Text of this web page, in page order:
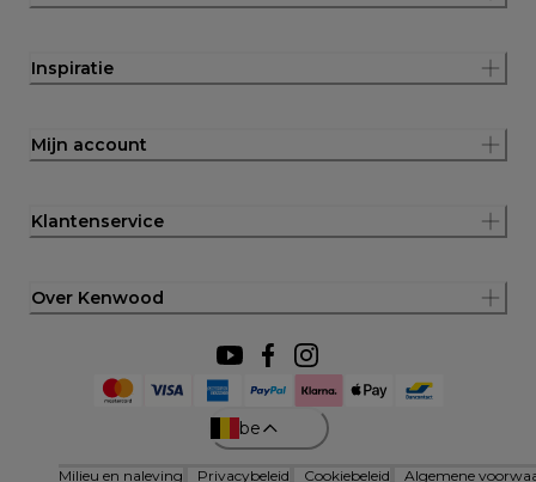
Inspiratie
Mijn account
Klantenservice
Over Kenwood
be
Milieu en naleving Privacybeleid Cookiebeleid Algemene